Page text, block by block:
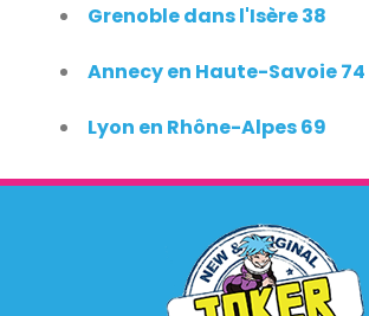
Grenoble dans l'Isère 38
Annecy en Haute-Savoie 74
Lyon en Rhône-Alpes 69